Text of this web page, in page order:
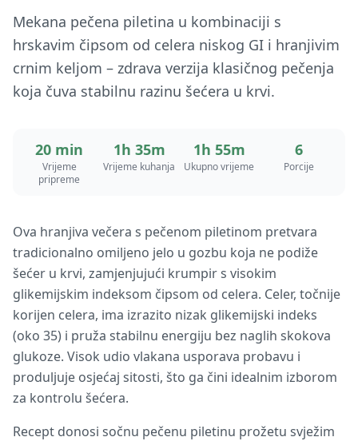
Mekana pečena piletina u kombinaciji s
hrskavim čipsom od celera niskog GI i hranjivim
crnim keljom – zdrava verzija klasičnog pečenja
koja čuva stabilnu razinu šećera u krvi.
20 min
Vrijeme
pripreme
1h 35m
Vrijeme kuhanja
1h 55m
Ukupno vrijeme
6
Porcije
Ova hranjiva večera s pečenom piletinom pretvara
tradicionalno omiljeno jelo u gozbu koja ne podiže
šećer u krvi, zamjenjujući krumpir s visokim
glikemijskim indeksom čipsom od celera. Celer, točnije
korijen celera, ima izrazito nizak glikemijski indeks
(oko 35) i pruža stabilnu energiju bez naglih skokova
glukoze. Visok udio vlakana usporava probavu i
produljuje osjećaj sitosti, što ga čini idealnim izborom
za kontrolu šećera.
Recept donosi sočnu pečenu piletinu prožetu svježim